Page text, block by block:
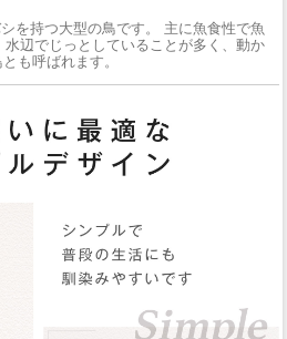
を持つ大型の鳥です。 主に魚食性で魚
辺でじっとしていることが多く、動か
も呼ばれます。